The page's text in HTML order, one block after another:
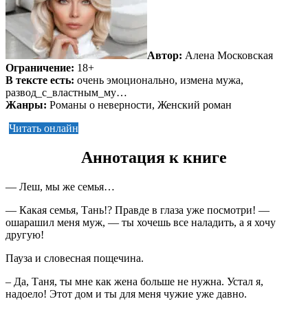
Автор: Алена Московская
Ограничение: 18+
В тексте есть: очень эмоционально, измена мужа,
развод_с_властным_му…
Жанры: Романы о неверности, Женский роман
Читать онлайн
Аннотация к книге
— Леш, мы же семья…
— Какая семья, Тань!? Правде в глаза уже посмотри! —
ошарашил меня муж, — ты хочешь все наладить, а я хочу
другую!
Пауза и словесная пощечина.
– Да, Таня, ты мне как жена больше не нужна. Устал я,
надоело! Этот дом и ты для меня чужие уже давно.